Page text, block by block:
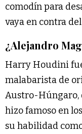
comodín para
vaya en contra
¿Alejandro
Harry Houdini
malabarista de
Austro-Húngaro,
hizo famoso en
su habilidad